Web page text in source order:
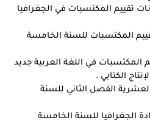
تقييم المكتسبات في الجغرافيا
المكتسبات للسنة الخامسة
المكتسبات في اللغة العربية جديد
الكتابي .
الفصل الثاني للسنة
الجغرافيا للسنة الخامسة